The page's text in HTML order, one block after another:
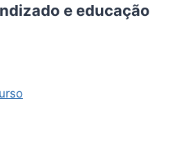
e educação